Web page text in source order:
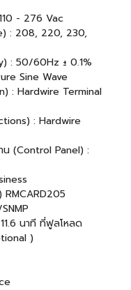
- 276 Vac
: 208, 220, 230,
: 50/60Hz ± 0.1%
Sine Wave
: Hardwire Terminal
: Hardwire
น (Control Panel) :
RMCARD205
11.6 นาที ที่ฟูลโหลด
)